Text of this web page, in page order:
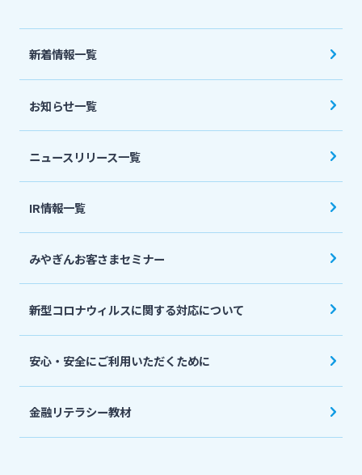
株主・投資家の皆さま
ニュースリリース一覧
採用情報
新着情報一覧
お知らせ一覧
ニュースリリース一覧
IR情報一覧
みやぎんお客さまセミナー
新型コロナウィルスに関する対応について
安心・安全にご利用いただくために
金融リテラシー教材